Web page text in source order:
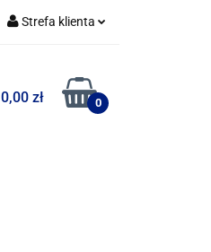
Strefa klienta
Zarejestruj się
0,00 zł 0